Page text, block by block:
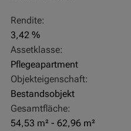
Rendite:
3,42 %
Assetklasse:
Pflegeapartment
Objekteigenschaft:
Bestandsobjekt
Gesamtfläche:
54,53 m² - 62,96 m²